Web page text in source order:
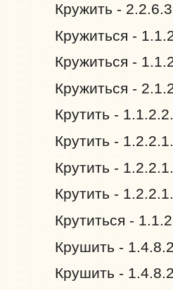
Кружить -
Кружиться -
Кружиться -
Кружиться -
Крутить -
Крутить -
Крутить -
Крутить -
Крутиться -
Крушить -
Крушить -